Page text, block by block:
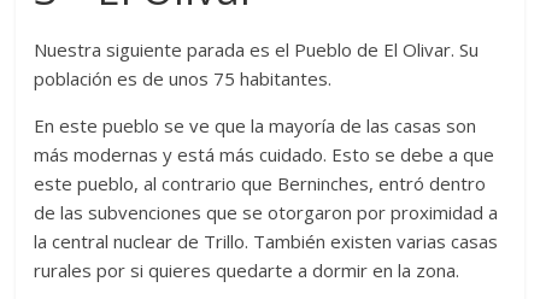
Nuestra siguiente parada es el Pueblo de El Olivar. Su
población es de unos 75 habitantes.
En este pueblo se ve que la mayoría de las casas son
más modernas y está más cuidado. Esto se debe a que
este pueblo, al contrario que Berninches, entró dentro
de las subvenciones que se otorgaron por proximidad a
la central nuclear de Trillo. También existen varias casas
rurales por si quieres quedarte a dormir en la zona.